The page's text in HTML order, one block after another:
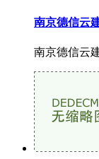
南京德信云
南京德信云